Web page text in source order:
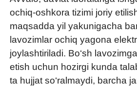
ochiq-oshkora tizimi joriy
maqsadda yil yakunigacha
lavozimlar ochiq yagona
joylashtiriladi. Bo‘sh
etish uchun hozirgi kunda
ta hujjat so‘ralmaydi, barcha